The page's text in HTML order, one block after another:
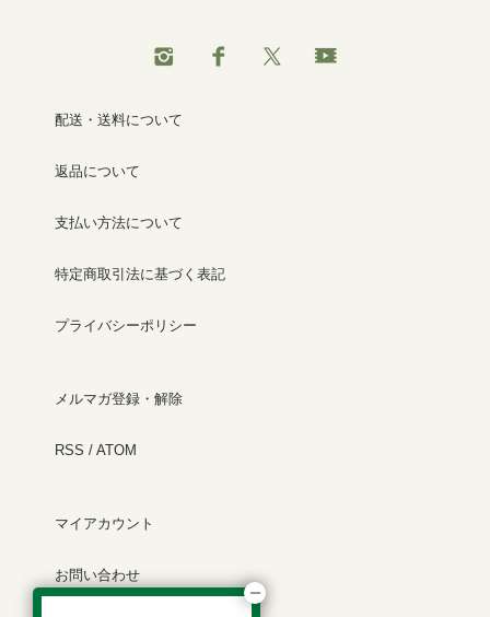
配送・送料について
返品について
支払い方法について
特定商取引法に基づく表記
プライバシーポリシー
メルマガ登録・解除
RSS / ATOM
マイアカウント
お問い合わせ